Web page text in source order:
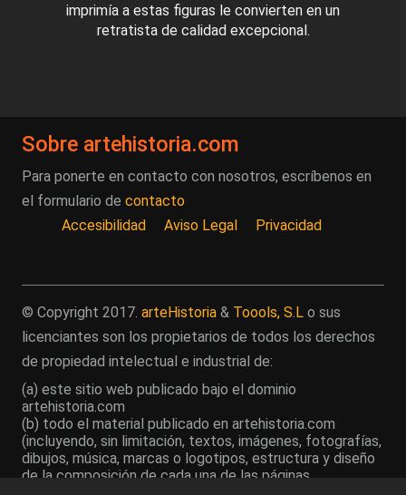
imprimía a estas figuras le convierten en un
retratista de calidad excepcional.
Sobre artehistoria.com
Para ponerte en contacto con nosotros, escríbenos en
el formulario de contacto
Accesibilidad
Aviso Legal Privacidad
© Copyright 2017. arteHistoria & Toools, S.L o sus
licenciantes son los propietarios de todos los derechos
de propiedad intelectual e industrial de:
(a) este sitio web publicado bajo el dominio
artehistoria.com
(b) todo el material publicado en artehistoria.com
(incluyendo, sin limitación, textos, imágenes, fotografías,
dibujos, música, marcas o logotipos, estructura y diseño
de la composición de cada una de las páginas